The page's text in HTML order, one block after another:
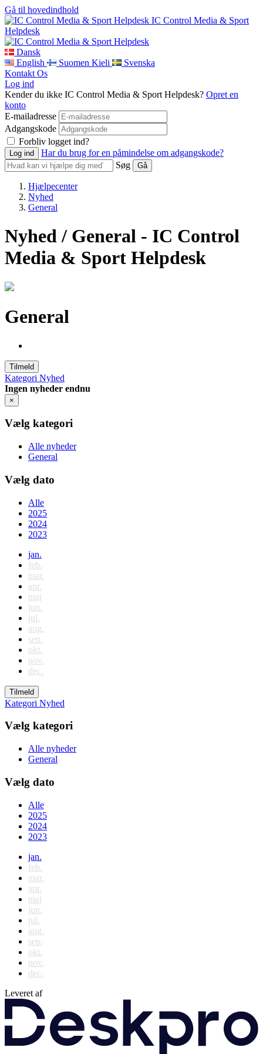
Gå til hovedindhold
IC Control Media & Sport
Helpdesk
Dansk
English
Suomen Kieli
Svenska
Kontakt Os
Log ind
Kender du ikke IC Control Media & Sport Helpdesk? Opret en
konto
E-mailadresse
Adgangskode
Forbliv logget ind?
Har du brug for en påmindelse om adgangskode?
Søg
Hjælpecenter
Nyhed
General
Nyhed / General - IC Control
Media & Sport Helpdesk
General
Tilmeld
Kategori Nyhed
Ingen nyheder endnu
×
Vælg kategori
Alle nyheder
General
Vælg dato
Alle
2025
2024
2023
jan.
feb.
mar.
apr.
maj
jun.
jul.
aug.
sep.
okt.
nov.
dec.
Tilmeld
Kategori Nyhed
Vælg kategori
Alle nyheder
General
Vælg dato
Alle
2025
2024
2023
jan.
feb.
mar.
apr.
maj
jun.
jul.
aug.
sep.
okt.
nov.
dec.
Leveret af